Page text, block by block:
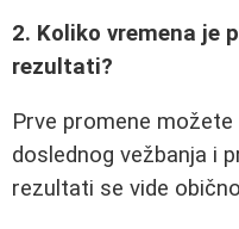
2. Koliko vremena je
rezultati?
Prve promene
doslednog vežbanja i
rezultati se vide